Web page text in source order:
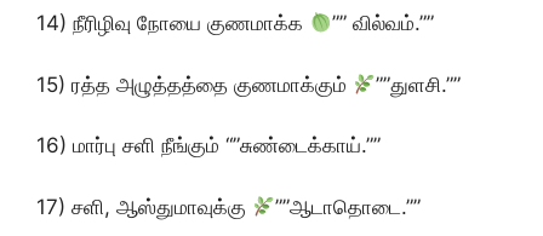
14) நீரிழிவு நோயை குணமாக்க ”” வில்வம்.””
15) ரத்த அழுத்தத்தை குணமாக்கும் ””துளசி.””
16) மார்பு சளி நீங்கும் “”சுண்டைக்காய்.””
17) சளி, ஆஸ்துமாவுக்கு ””ஆடாதொடை.””